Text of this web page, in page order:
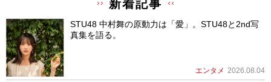
新着記事
STU48 中村舞の原動力は「愛」。STU48と2nd写
真集を語る。
エンタメ 2026.08.04